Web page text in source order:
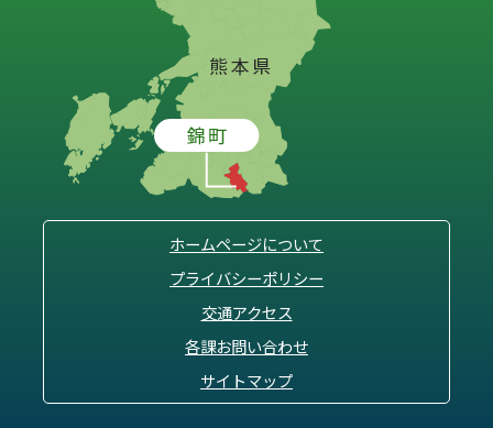
ホームページについて
プライバシーポリシー
交通アクセス
各課お問い合わせ
サイトマップ